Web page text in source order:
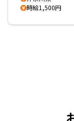
時給1,500円